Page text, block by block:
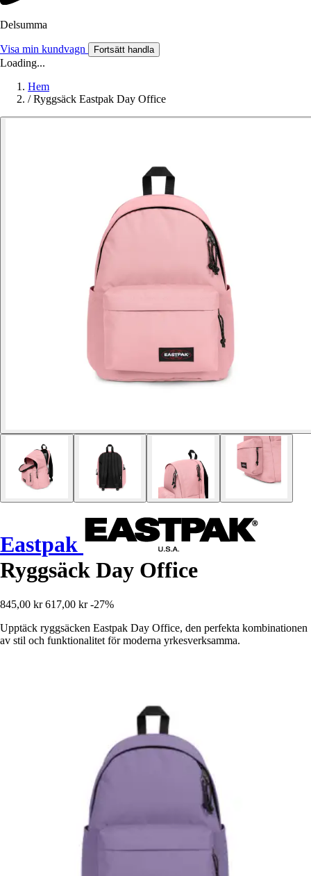
Delsumma
Visa min kundvagn Fortsätt handla
Loading...
Hem
/ Ryggsäck Eastpak Day Office
Eastpak
Ryggsäck Day Office
845,00 kr 617,00 kr -27%
Upptäck ryggsäcken Eastpak Day Office, den perfekta kombinationen
av stil och funktionalitet för moderna yrkesverksamma.